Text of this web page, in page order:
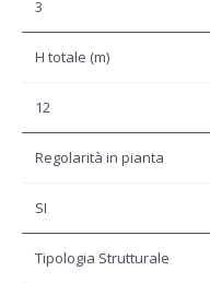
3
H totale (m)
12
Regolarità in pianta
SI
Tipologia Strutturale